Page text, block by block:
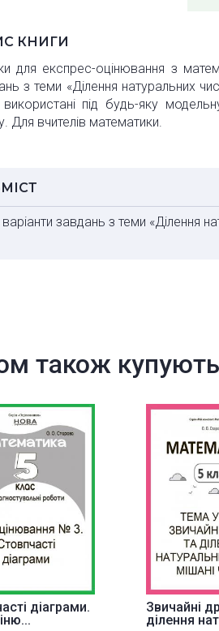
КНИГИ
для експрес-оцінювання з
з теми «Ділення натуральних
використані під будь-яку
Для вчителів математики.
завдань з теми «Ділення
також купують
діаграми.
Звичайні
ділення